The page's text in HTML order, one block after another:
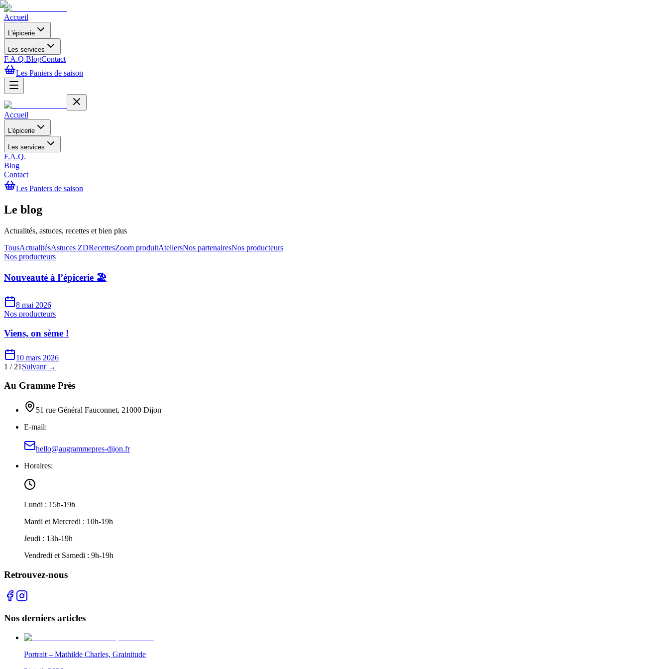
Accueil
L'épicerie
Les services
F.A.Q.BlogContact
Les Paniers de saison
Accueil
L'épicerie
Les services
F.A.Q.
Blog
Contact
Les Paniers de saison
Le blog
Actualités, astuces, recettes et bien plus
TousActualitésAstuces ZDRecettesZoom produitAteliersNos partenairesNos producteurs
Nos producteurs
Nouveauté à l’épicerie 🏖️
8 mai 2026
Nos producteurs
Viens, on sème !
10 mars 2026
1 / 21 Suivant →
Au Gramme Près
51 rue Général Fauconnet, 21000 Dijon
E-mail:
hello@augrammepres-dijon.fr
Horaires:
Lundi : 15h-19h
Mardi et Mercredi : 10h-19h
Jeudi : 13h-19h
Vendredi et Samedi : 9h-19h
Retrouvez-nous
Nos derniers articles
Portrait – Mathilde Charles, Grainitude